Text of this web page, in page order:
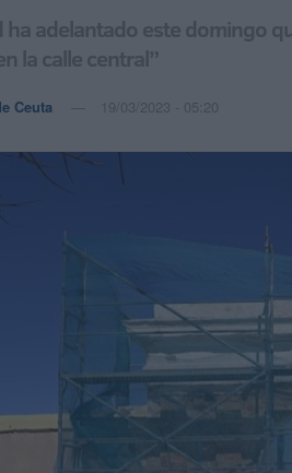
ha adelantado este domingo
la calle central”
Ceuta 19/03/2023 - 05:20